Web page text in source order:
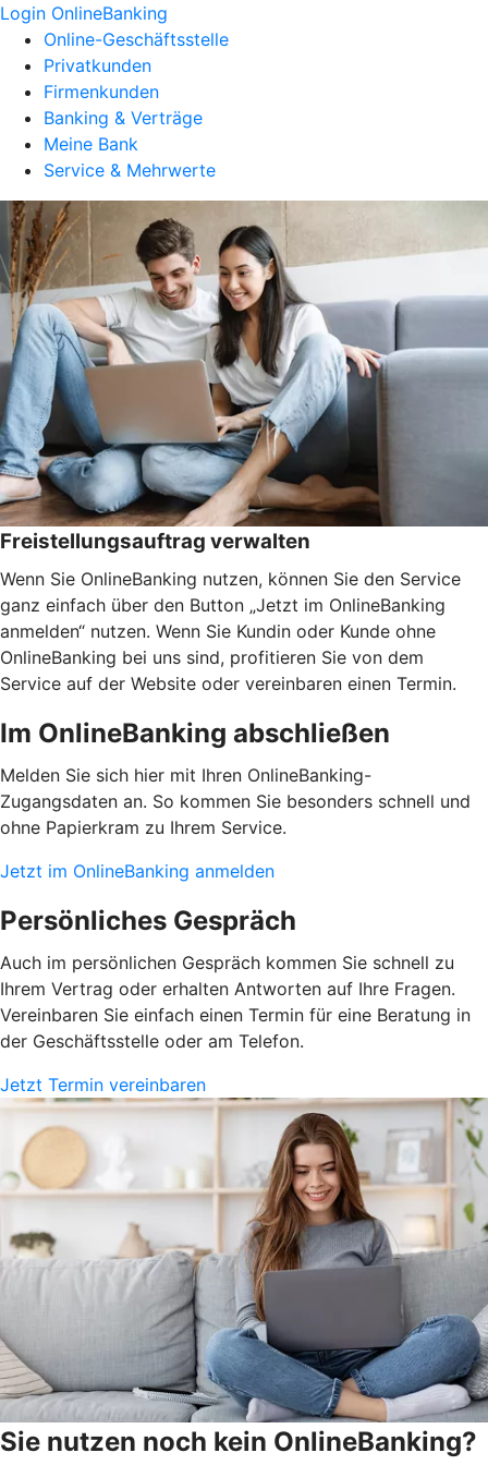
Login OnlineBanking
Online-Geschäftsstelle
Privatkunden
Firmenkunden
Banking & Verträge
Meine Bank
Service & Mehrwerte
Freistellungsauftrag verwalten
Wenn Sie OnlineBanking nutzen, können Sie den Service
ganz einfach über den Button „Jetzt im OnlineBanking
anmelden“ nutzen. Wenn Sie Kundin oder Kunde ohne
OnlineBanking bei uns sind, profitieren Sie von dem
Service auf der Website oder vereinbaren einen Termin.
Im OnlineBanking abschließen
Melden Sie sich hier mit Ihren OnlineBanking-
Zugangsdaten an. So kommen Sie besonders schnell und
ohne Papierkram zu Ihrem Service.
Jetzt im OnlineBanking anmelden
Persönliches Gespräch
Auch im persönlichen Gespräch kommen Sie schnell zu
Ihrem Vertrag oder erhalten Antworten auf Ihre Fragen.
Vereinbaren Sie einfach einen Termin für eine Beratung in
der Geschäftsstelle oder am Telefon.
Jetzt Termin vereinbaren
Sie nutzen noch kein OnlineBanking?